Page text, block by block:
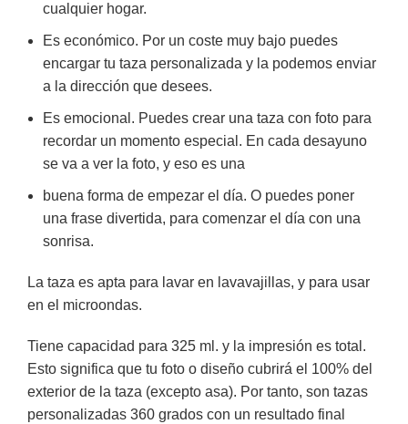
cualquier hogar.
Es económico. Por un coste muy bajo puedes
encargar tu taza personalizada y la podemos enviar
a la dirección que desees.
Es emocional. Puedes crear una taza con foto para
recordar un momento especial. En cada desayuno
se va a ver la foto, y eso es una
buena forma de empezar el día. O puedes poner
una frase divertida, para comenzar el día con una
sonrisa.
La taza es apta para lavar en lavavajillas, y para usar
en el microondas.
Tiene capacidad para 325 ml. y la impresión es total.
Esto significa que tu foto o diseño cubrirá el 100% del
exterior de la taza (excepto asa). Por tanto, son tazas
personalizadas 360 grados con un resultado final